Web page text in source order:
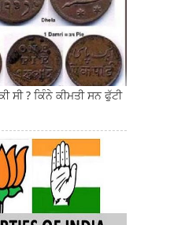
? ਕਿੰਨੇ ਕੀਮਤੀ ਸਨ ਫੁੱਟੀ